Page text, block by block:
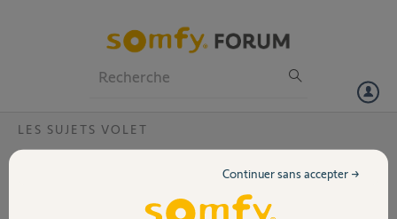
Volet
LES SUJETS VOLET
Souci BSO moteur ZIGBEE 3.0Continuer sans accepter →